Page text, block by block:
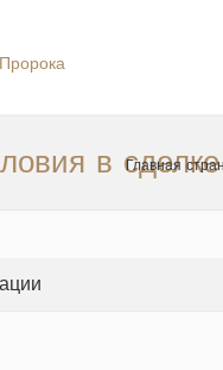
в сделке
Главная